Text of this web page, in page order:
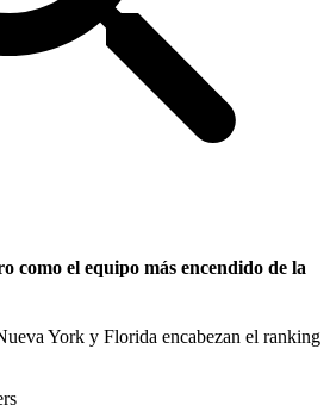
como el equipo más encendido de la
York y Florida encabezan el ranking